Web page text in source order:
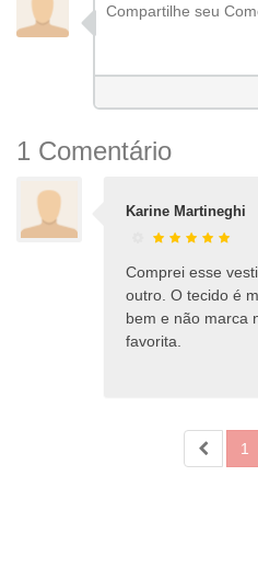
1 Comentário
Karine Martineghi
Comprei esse
outro. O tecido é
bem e não marca
favorita.
1